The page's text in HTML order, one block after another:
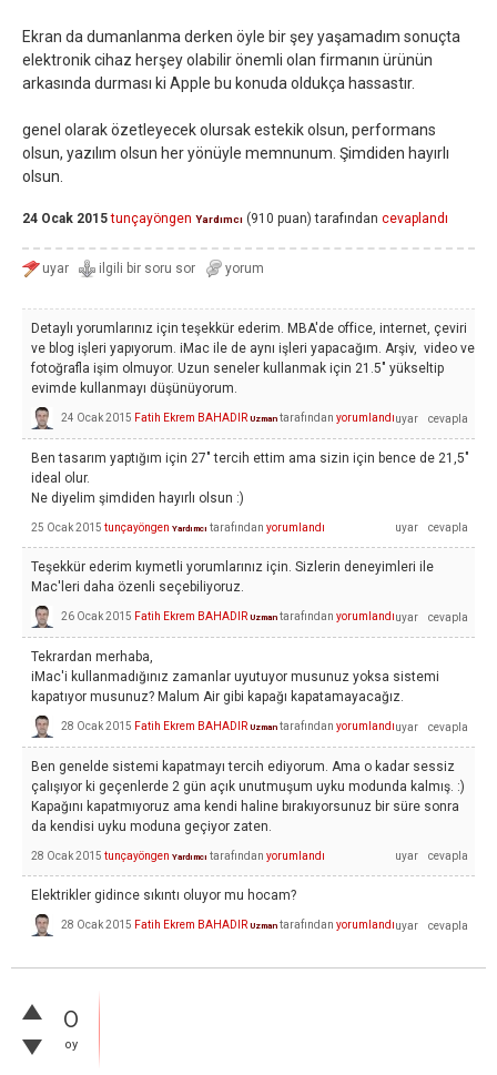
Ekran da dumanlanma derken öyle bir şey yaşamadım sonuçta
elektronik cihaz herşey olabilir önemli olan firmanın ürünün
arkasında durması ki Apple bu konuda oldukça hassastır.
genel olarak özetleyecek olursak estekik olsun, performans
olsun, yazılım olsun her yönüyle memnunum. Şimdiden hayırlı
olsun.
24 Ocak 2015 tunçayöngen Yardımcı (910 puan) tarafından cevaplandı
Detaylı yorumlarınız için teşekkür ederim. MBA'de office, internet, çeviri
ve blog işleri yapıyorum. iMac ile de aynı işleri yapacağım. Arşiv, video ve
fotoğrafla işim olmuyor. Uzun seneler kullanmak için 21.5" yükseltip
evimde kullanmayı düşünüyorum.
24 Ocak 2015 Fatih Ekrem BAHADIR Uzman tarafından yorumlandı
Ben tasarım yaptığım için 27" tercih ettim ama sizin için bence de 21,5"
ideal olur.
Ne diyelim şimdiden hayırlı olsun :)
25 Ocak 2015 tunçayöngen Yardımcı tarafından yorumlandı
Teşekkür ederim kıymetli yorumlarınız için. Sizlerin deneyimleri ile
Mac'leri daha özenli seçebiliyoruz.
26 Ocak 2015 Fatih Ekrem BAHADIR Uzman tarafından yorumlandı
Tekrardan merhaba,
iMac'i kullanmadığınız zamanlar uyutuyor musunuz yoksa sistemi
kapatıyor musunuz? Malum Air gibi kapağı kapatamayacağız.
28 Ocak 2015 Fatih Ekrem BAHADIR Uzman tarafından yorumlandı
Ben genelde sistemi kapatmayı tercih ediyorum. Ama o kadar sessiz
çalışıyor ki geçenlerde 2 gün açık unutmuşum uyku modunda kalmış. :)
Kapağını kapatmıyoruz ama kendi haline bırakıyorsunuz bir süre sonra
da kendisi uyku moduna geçiyor zaten.
28 Ocak 2015 tunçayöngen Yardımcı tarafından yorumlandı
Elektrikler gidince sıkıntı oluyor mu hocam?
28 Ocak 2015 Fatih Ekrem BAHADIR Uzman tarafından yorumlandı
0
oy